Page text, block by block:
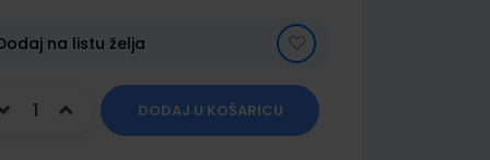
na listu želja
DODAJ U KOŠARICU